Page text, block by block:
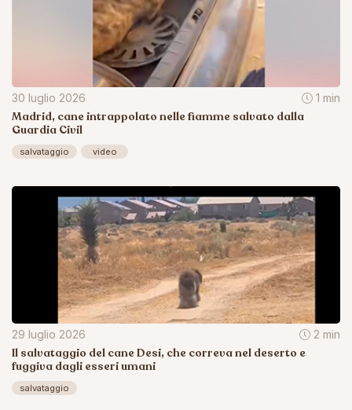
30 luglio 2026 1 min
Madrid, cane intrappolato nelle fiamme salvato dalla
Guardia Civil
salvataggio video
29 luglio 2026 2 min
Il salvataggio del cane Desi, che correva nel deserto e
fuggiva dagli esseri umani
salvataggio